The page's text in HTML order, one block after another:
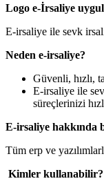
Logo e-İrsaliye
E-irsaliye ile sevk
Neden e-irsaliye?
Güvenli, hızlı,
E-irsaliye ile
süreçlerinizi
E-irsaliye hakkında
Tüm erp ve
Kimler kullanabilir?